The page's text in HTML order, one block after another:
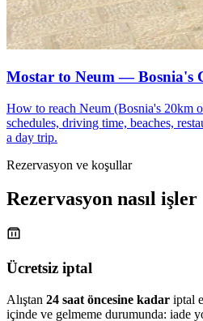
Mostar to Neum — Bosnia's
How to reach Neum (Bosnia's 20km
schedules, driving time, beaches,
a day trip.
Rezervasyon ve koşullar
Rezervasyon nasıl işler
Ücretsiz iptal
Alıştan 24 saat öncesine kadar iptal
içinde ve gelmeme durumunda: iade